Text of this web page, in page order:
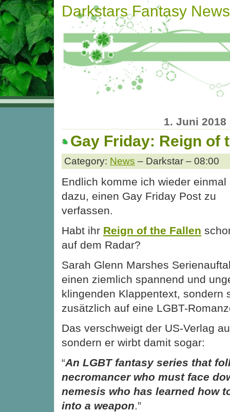
Darkstars Fantasy News
1. Juni 2018
Gay Friday: Reign of
Category: News – Darkstar – 08:00
Endlich komme ich wieder einmal
dazu, einen Gay Friday Post zu
verfassen.
Habt ihr Reign of the Fallen
auf dem Radar?
Sarah Glenn Marshes
einen ziemlich spannend und
klingenden Klappentext, sondern
zusätzlich auf eine LGBT-
Das verschweigt der US-Verlag
sondern er wirbt damit sogar:
“An LGBT fantasy series that
necromancer who must face
nemesis who has learned how
into a weapon.”